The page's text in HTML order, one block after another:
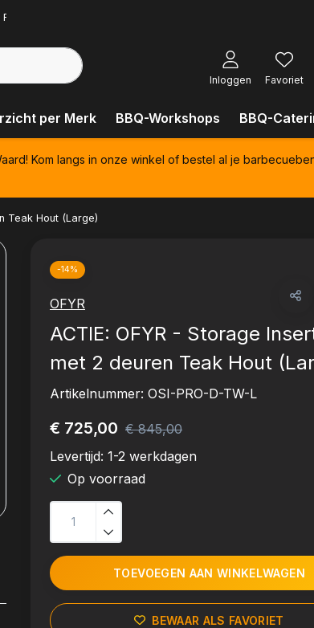
Ruim assortiment!
Inloggen Favoriet
per Merk BBQ-Workshops BBQ-
Kom langs in onze winkel of bestel al je
Teak Hout (Large)
-14%
OFYR
ACTIE: OFYR - Storage
met 2 deuren Teak Hout
Artikelnummer: OSI-PRO-D-TW-L
€ 725,00 € 845,00
Levertijd: 1-2 werkdagen
Op voorraad
TOEVOEGEN AAN WINKELWAGEN
BEWAAR ALS FAVORIET